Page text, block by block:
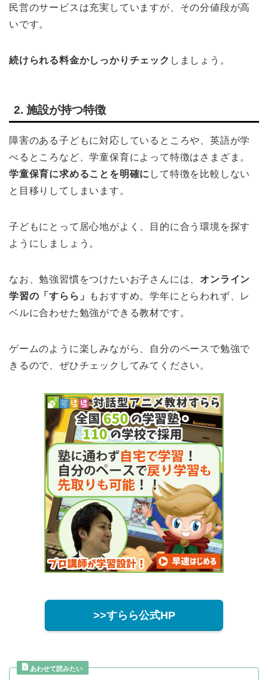
民営のサービスは充実していますが、その分値段が高
いです。
続けられる料金かしっかりチェック しましょう。
2. 施設が持つ特徴
障害のある子どもに対応しているところや、英語が学
べるところなど、学童保育によって特徴はさまざま。
学童保育に求めることを明確に して特徴を比較しない
と目移りしてしまいます。
子どもにとって居心地がよく、目的に合う環境を探す
ようにしましょう。
なお、勉強習慣をつけたいお子さんには、 オンライン
学習の「すらら」
もおすすめ。学年にとらわれず、レ
ベルに合わせた勉強ができる教材です。
ゲームのように楽しみながら、自分のペースで勉強で
きるので、ぜひチェックしてみてください。
>>すらら公式HP